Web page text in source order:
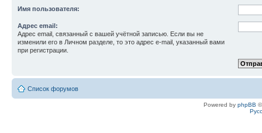
Имя пользователя:
Адрес email:
Адрес email, связанный с вашей учётной записью. Если вы не
изменили его в Личном разделе, то это адрес e-mail, указанный вами
при регистрации.
Список форумов
Powered by phpBB